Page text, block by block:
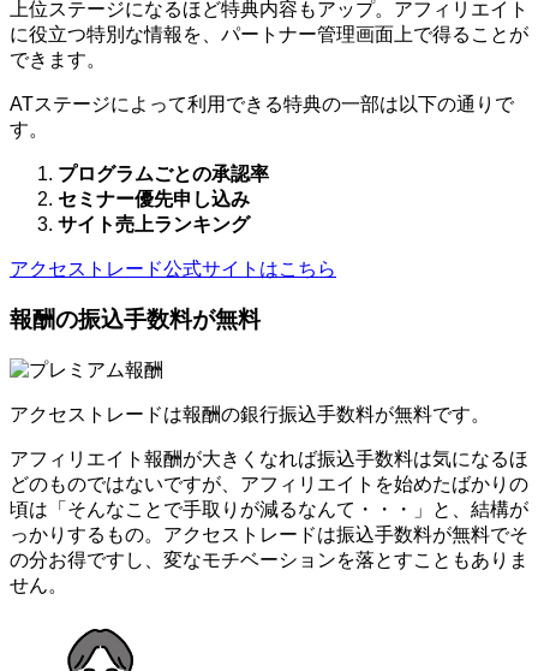
上位ステージになるほど特典内容もアップ。アフィリエイト
に役立つ特別な情報を、パートナー管理画面上で得ることが
できます。
ATステージによって利用できる特典の一部は以下の通りで
す。
プログラムごとの承認率
セミナー優先申し込み
サイト売上ランキング
アクセストレード公式サイトはこちら
報酬の振込手数料が無料
アクセストレードは報酬の銀行振込手数料が無料です。
アフィリエイト報酬が大きくなれば振込手数料は気になるほ
どのものではないですが、アフィリエイトを始めたばかりの
頃は「そんなことで手取りが減るなんて・・・」と、結構が
っかりするもの。アクセストレードは振込手数料が無料でそ
の分お得ですし、変なモチベーションを落とすこともありま
せん。